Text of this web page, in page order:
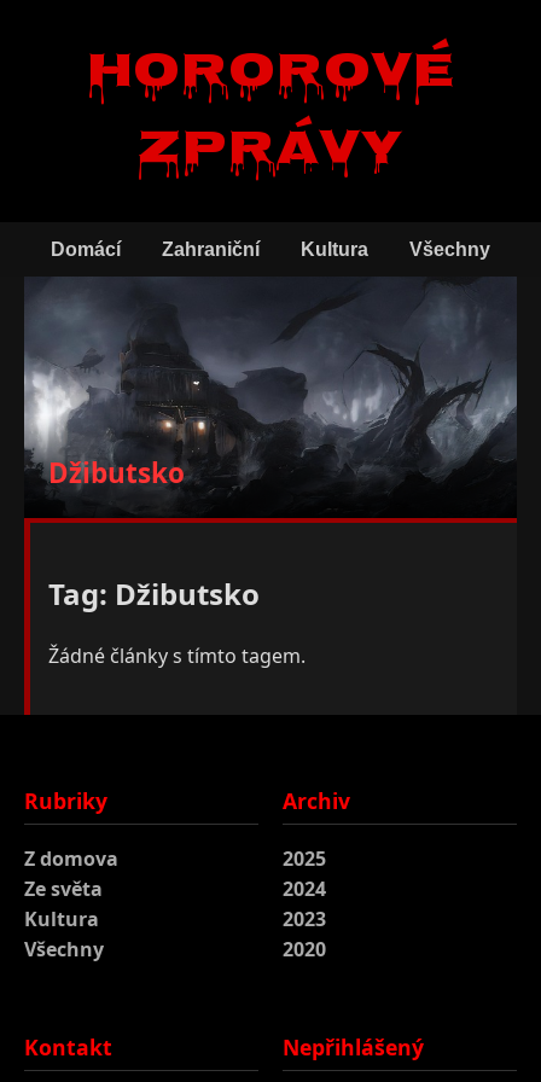
Hororové
zprávy
Domácí Zahraniční Kultura Všechny
Džibutsko
Tag: Džibutsko
Žádné články s tímto tagem.
Rubriky
Z domova
Ze světa
Kultura
Všechny
Archiv
2025
2024
2023
2020
Kontakt Nepřihlášený